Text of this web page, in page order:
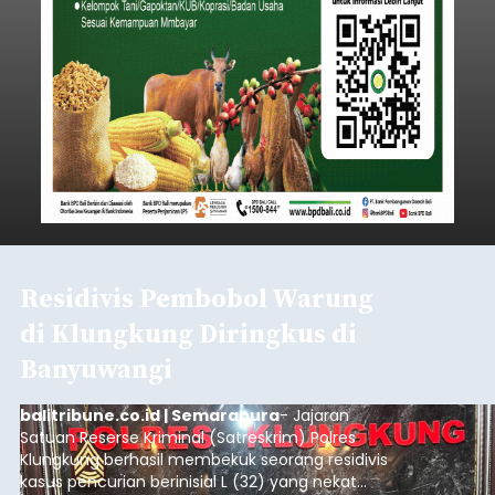
Residivis Pembobol Warung
di Klungkung Diringkus di
Banyuwangi
balitribune.co.id | Semarapura- Jajaran
Satuan Reserse Kriminal (Satreskrim) Polres
Klungkung berhasil membekuk seorang residivis
kasus pencurian berinisial L (32) yang nekat